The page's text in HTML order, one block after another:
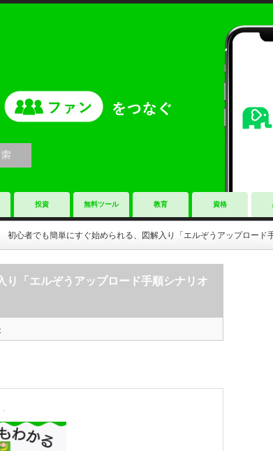
投資 無料ツール 教育 資格
初心者でも簡単にすぐ始められる、図解入り「エルぞうアップロード
「エルぞうアップロード手順シナリオ